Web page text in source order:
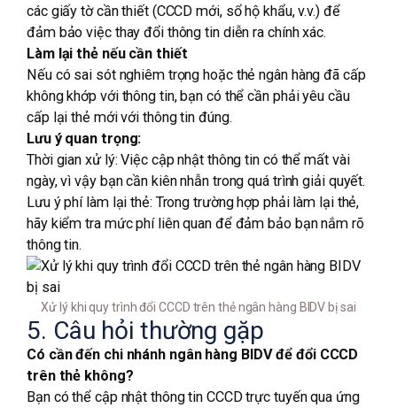
các giấy tờ cần thiết (CCCD mới, sổ hộ khẩu, v.v.) để
đảm bảo việc thay đổi thông tin diễn ra chính xác.
Làm lại thẻ nếu cần thiết
Nếu có sai sót nghiêm trọng hoặc thẻ ngân hàng đã cấp
không khớp với thông tin, bạn có thể cần phải yêu cầu
cấp lại thẻ mới với thông tin đúng.
Lưu ý quan trọng:
Thời gian xử lý: Việc cập nhật thông tin có thể mất vài
ngày, vì vậy bạn cần kiên nhẫn trong quá trình giải quyết.
Lưu ý phí làm lại thẻ: Trong trường hợp phải làm lại thẻ,
hãy kiểm tra mức phí liên quan để đảm bảo bạn nắm rõ
thông tin.
Xử lý khi quy trình đổi CCCD trên thẻ ngân hàng BIDV bị sai
5. Câu hỏi thường gặp
Có cần đến chi nhánh ngân hàng BIDV để đổi CCCD
trên thẻ không?
Bạn có thể cập nhật thông tin CCCD trực tuyến qua ứng